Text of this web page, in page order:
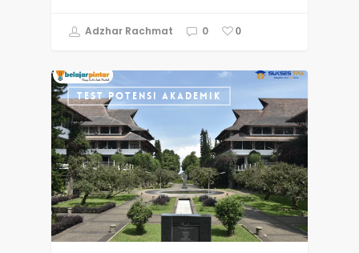
Adzhar Rachmat 0 0
TEST POTENSI AKADEMIK